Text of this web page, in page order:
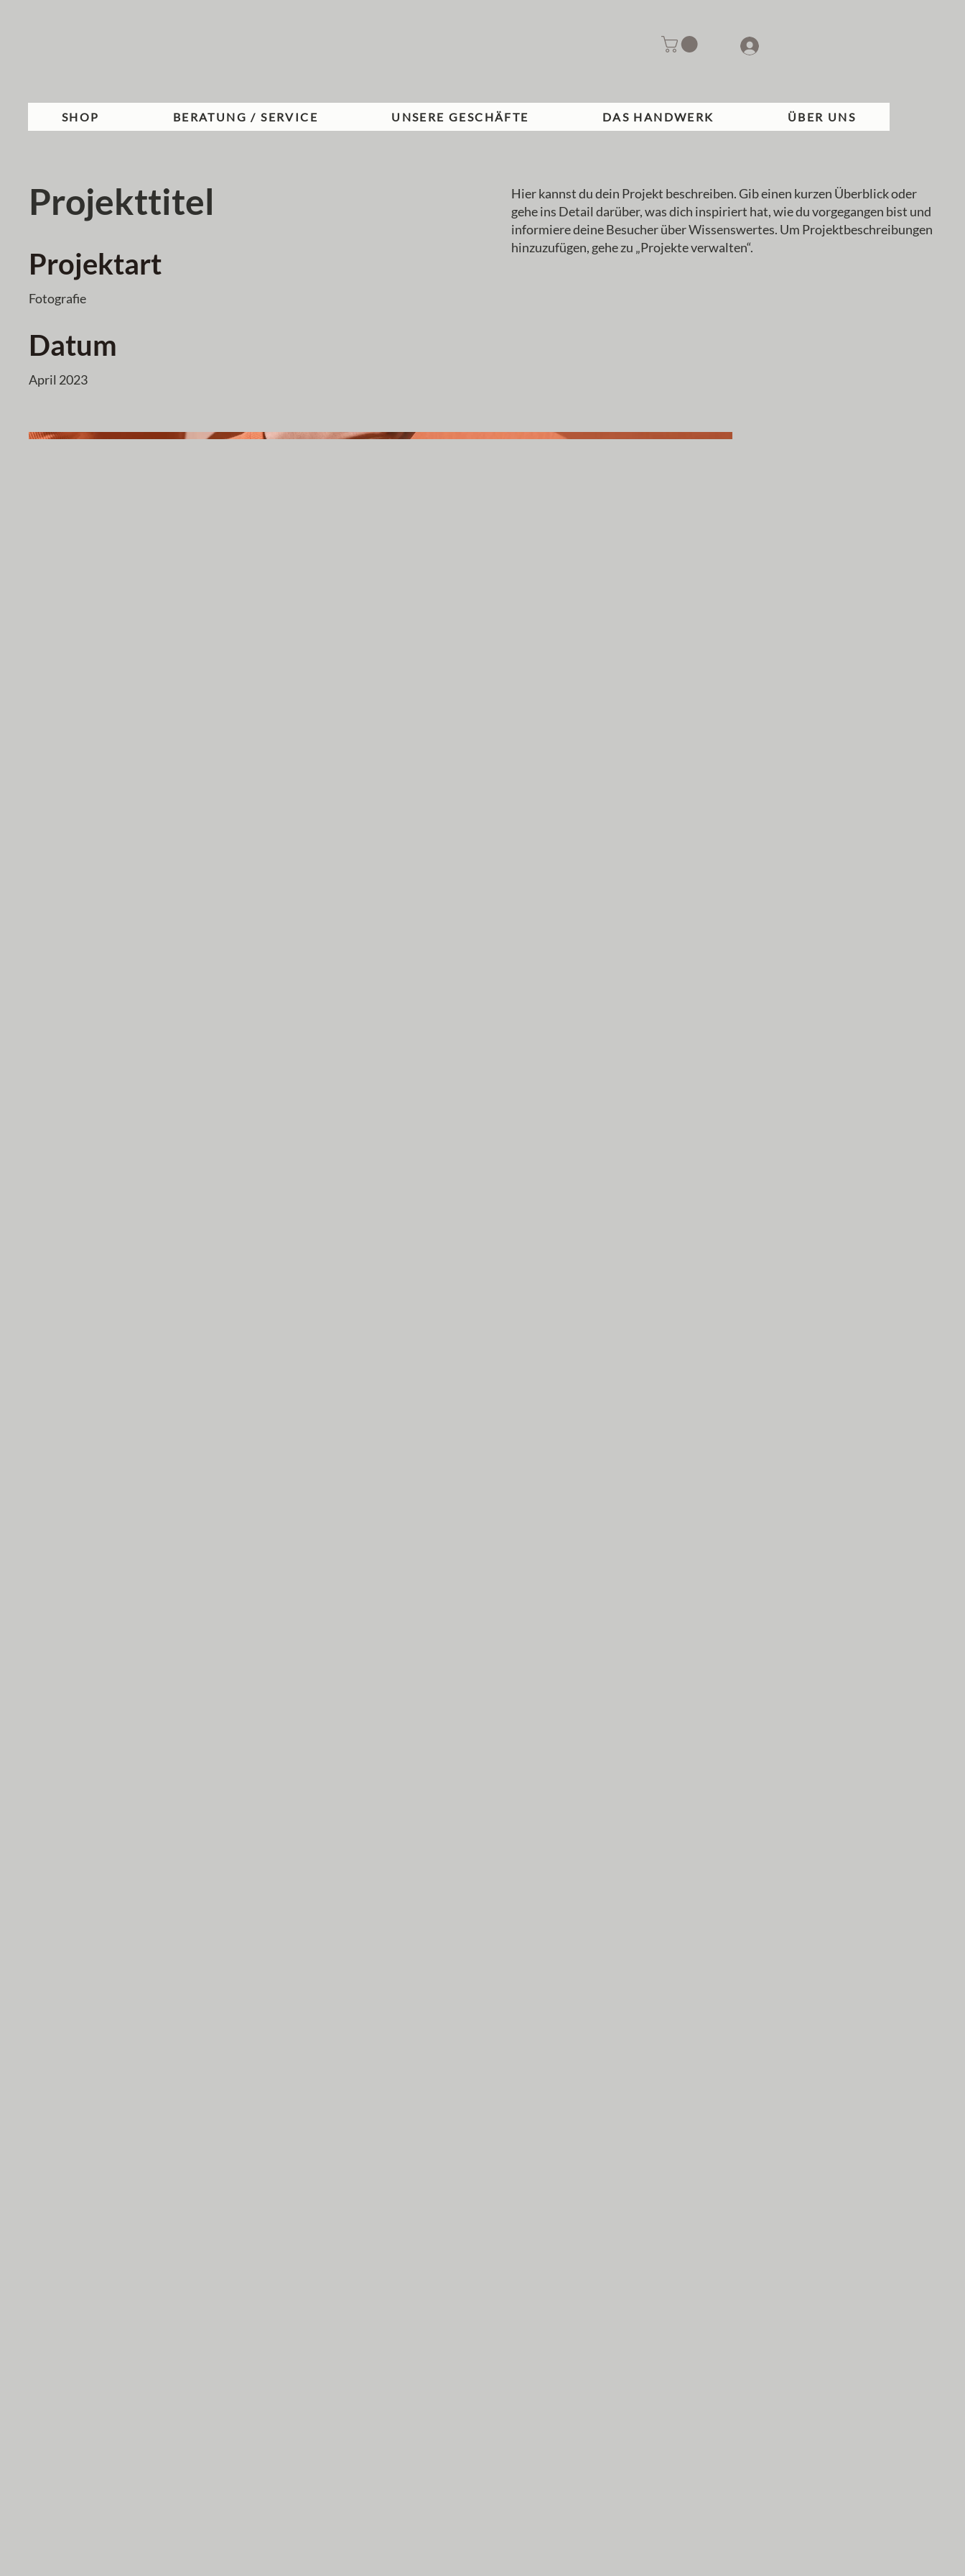
SHOP BERATUNG / SERVICE UNSERE GESCHÄFTE DAS HANDWERK ÜBER UNS
Projekttitel
Projektart
Fotografie
Datum
April 2023
Hier kannst du dein Projekt beschreiben. Gib einen kurzen Überblick oder
gehe ins Detail darüber, was dich inspiriert hat, wie du vorgegangen bist und
informiere deine Besucher über Wissenswertes. Um Projektbeschreibungen
hinzuzufügen, gehe zu „Projekte verwalten“.